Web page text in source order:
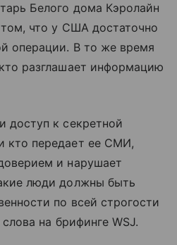
Белого дома Кэролайн
что у США достаточно
операции. В то же время
разглашает информацию
доступ к секретной
кто передает ее СМИ,
и нарушает
люди должны быть
по всей строгости
на брифинге WSJ.